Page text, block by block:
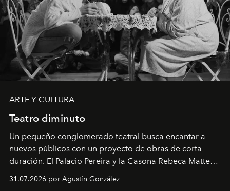
ARTE Y CULTURA
Teatro diminuto
Un pequeño conglomerado teatral busca encantar a
nuevos públicos con un proyecto de obras de corta
duración. El Palacio Pereira y la Casona Rebeca Matte
miniobras. Sus puestas en escena son limpias; ponen el
31.07.2026 por Agustín González